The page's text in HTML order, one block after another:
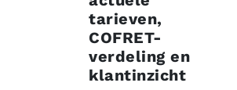
tarieven,
COFRET-
verdeling en
klantinzicht